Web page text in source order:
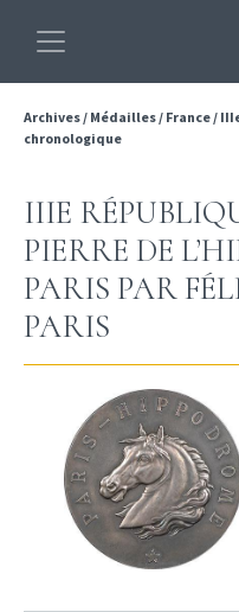
Archives/ Médailles/ France/
chronologique
IIIE
PIERRE DE
PARIS PAR
PARIS